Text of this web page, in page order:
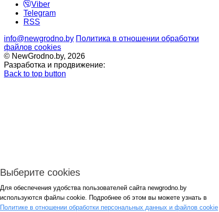
Viber
Telegram
RSS
info@newgrodno.by Политика в отношении обработки
файлов cookies
© NewGrodno.by, 2026
Разработка и продвижение:
Back to top button
Авторизация
*
Выберите cookies
Для обеспечения удобства пользователей сайта newgrodno.by
используются файлы cookie. Подробнее об этом вы можете узнать в
Политике в отношении обработки персональных данных и файлов cookie